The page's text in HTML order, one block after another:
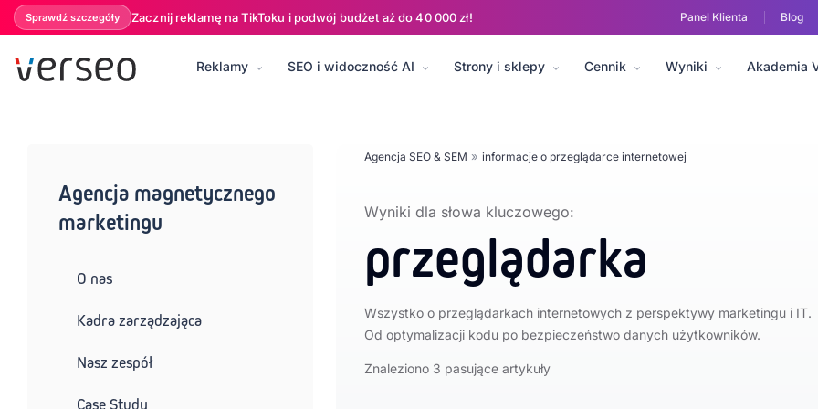
Reklamy SEO i widoczność AI Strony i sklepy Cennik Wyniki Akademia
Sprawdź szczegóły Zacznij reklamę na TikToku i podwój budżet aż do 40 000 zł! Panel Klienta Blog
BLOG: Płatne kampanie (PPC) SEO i Content marketing Social media E-commerce i sprzedaż Analityka i dane Sztuczna
Agencja magnetycznego
marketingu
O nas
Kadra zarządzająca
Nasz zespół
Case Study
Agencja SEO & SEM » informacje o przeglądarce internetowej
Wyniki dla słowa kluczowego:
przeglądarka
Wszystko o przeglądarkach internetowych z perspektywy marketingu i IT.
Od optymalizacji kodu po bezpieczeństwo danych użytkowników.
Znaleziono 3 pasujące artykuły